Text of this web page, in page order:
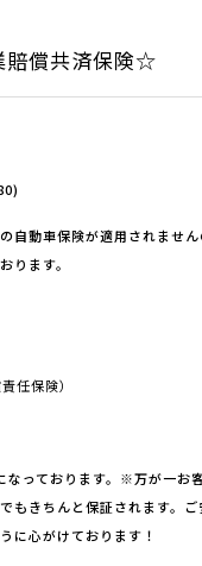
償共済保険☆
自動車保険が適用されませ
ります。
任保険）
なっております。※万が一お
もきちんと保証されます。
に心がけております！